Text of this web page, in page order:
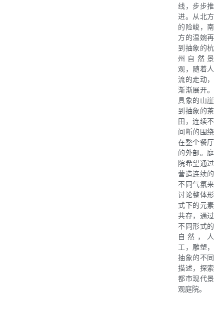
线，步步推
进。从北方
的险峻，南
方的温婉再
到抽象的杭
州自然景
观，随着人
流的走动，
渐渐展开。
具象的山崖
到抽象的茶
田，连续不
间断的围绕
在整个餐厅
的外部。庭
院希望通过
营造连续的
不同气氛来
讨论整体形
式下的元素
共存，通过
不同形式的
自然，人
工，雕塑，
抽象的不同
描述，探索
都市现代景
观庭院。